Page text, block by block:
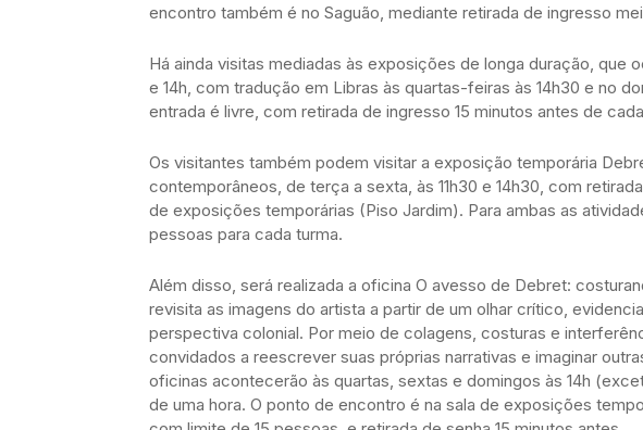
encontro também é no Saguão, mediante retirada de ingresso
Há ainda visitas mediadas às exposições de longa duração, que
e 14h, com tradução em Libras às quartas-feiras às 14h30 e no
entrada é livre, com retirada de ingresso 15 minutos antes de
Os visitantes também podem visitar a exposição temporária
contemporâneos, de terça a sexta, às 11h30 e 14h30, com
de exposições temporárias (Piso Jardim). Para ambas as
pessoas para cada turma.
Além disso, será realizada a oficina O avesso de Debret:
revisita as imagens do artista a partir de um olhar crítico,
perspectiva colonial. Por meio de colagens, costuras e
convidados a reescrever suas próprias narrativas e imaginar
oficinas acontecerão às quartas, sextas e domingos às 14h
de uma hora. O ponto de encontro é na sala de exposições